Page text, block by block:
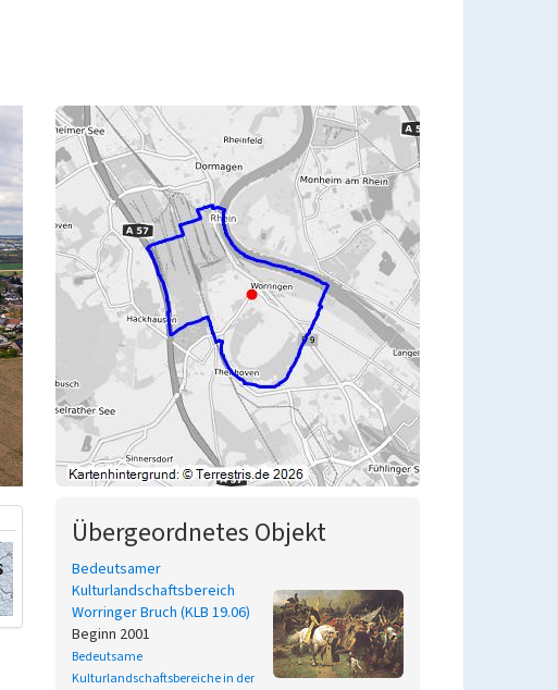
Übergeordnetes Objekt
Bedeutsamer
Kulturlandschaftsbereich
Worringer Bruch (KLB 19.06)
Beginn 2001
Bedeutsame
Kulturlandschaftsbereiche in der